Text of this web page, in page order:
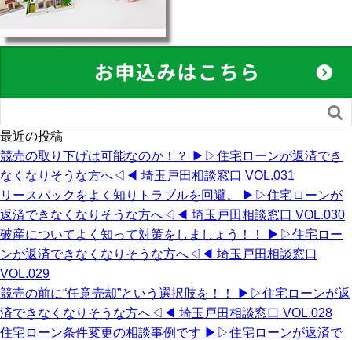

最近の投稿
競売の取り下げは可能なのか！？ ▶︎▷住宅ローンが返済でき
なくなりそうな方へ◁◀︎ 埼玉戸田相談窓口 VOL.031
リースバックをよく知りトラブルを回避。 ▶︎▷住宅ローンが
返済できなくなりそうな方へ◁◀︎ 埼玉戸田相談窓口 VOL.030
破産についてよく知って対策をしましょう！！ ▶︎▷住宅ロー
ンが返済できなくなりそうな方へ◁◀︎ 埼玉戸田相談窓口
VOL.029
競売の前に“任意売却”という選択肢を！！ ▶︎▷住宅ローンが返
済できなくなりそうな方へ◁◀︎ 埼玉戸田相談窓口 VOL.028
住宅ローン条件変更の相談事例です ▶︎▷住宅ローンが返済で